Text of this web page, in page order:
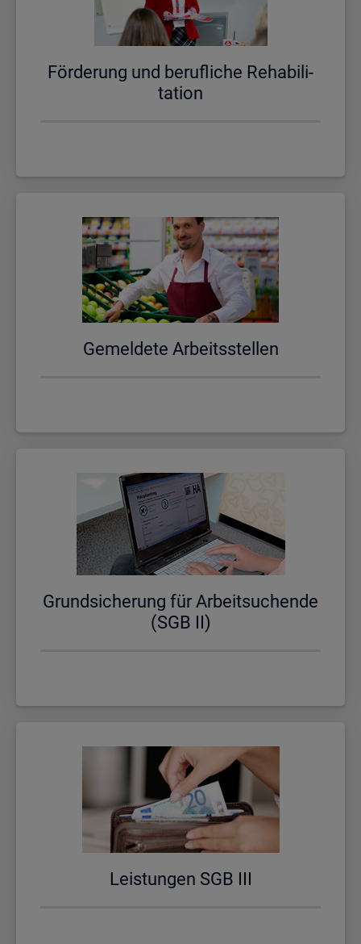
För­de­rung und be­ruf­li­che Re­ha­bi­li­
ta­ti­on
Ge­mel­de­te Ar­beits­stel­len
Grund­si­che­rung für Ar­beit­su­chen­de
(SGB II)
Leis­tun­gen SGB III